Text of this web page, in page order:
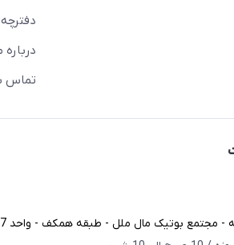
درباره
تماس
- مجتمع بوتیک مال ملل - طبقه همکف - واحد 7.